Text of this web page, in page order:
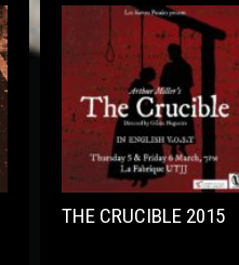
THE CRUCIBLE 2015